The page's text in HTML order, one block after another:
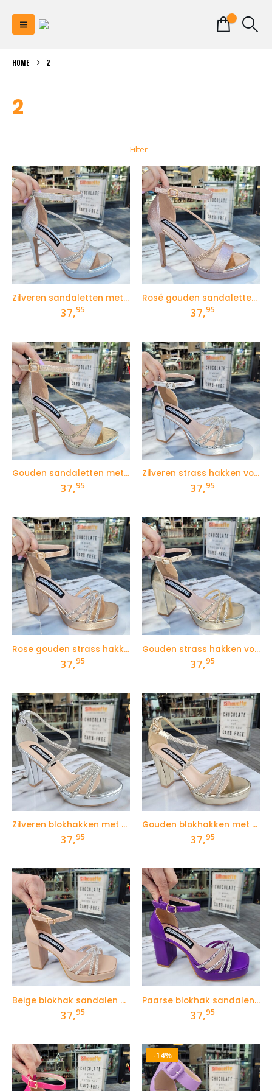
HOME 2
2
Filter
Zilveren sandaletten met naaldhak en strass
37,95
Rosé gouden sandaletten met naaldhak en strass
37,95
Gouden sandaletten met naaldhak en strass
37,95
Zilveren strass hakken voor smalle voeten
37,95
Rose gouden strass hakken voor smalle voeten
37,95
Gouden strass hakken voor smalle voeten
37,95
Zilveren blokhakken met glitters en plateautje
37,95
Gouden blokhakken met glitters en plateautje
37,95
Beige blokhak sandalen met steentjes
37,95
Paarse blokhak sandalen met steentjes
37,95
-14%